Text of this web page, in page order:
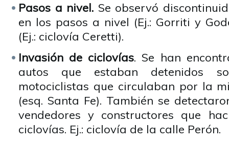
Pasos a nivel. Se observó
en los pasos a nivel (Ej.: Gorriti y
(Ej.: ciclovía Ceretti).
Invasión de ciclovías. Se han
autos que estaban detenidos
motociclistas que circulaban por la
(esq. Santa Fe). También se
vendedores y constructores que
ciclovías. Ej.: ciclovía de la calle Perón.